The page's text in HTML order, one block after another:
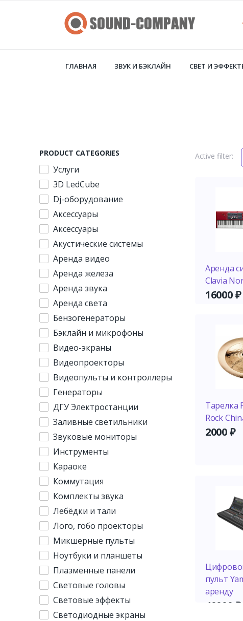
ГЛАВНАЯ ЗВУК И БЭКЛАЙН СВЕТ И
PRODUCT CATEGORIES
Услуги
3D LedCube
Dj-оборудование
Аксессуары
Аксессуары
Акустические системы
Аренда видео
Аренда железа
Аренда звука
Аренда света
Бензогенераторы
Бэклайн и микрофоны
Видео-экраны
Видеопроекторы
Видеопульты и контроллеры
Генераторы
ДГУ Электростанции
Заливные светильники
Звуковые мониторы
Инструменты
Караоке
Коммутация
Комплекты звука
Лебёдки и тали
Лого, гобо проекторы
Микшерные пульты
Ноутбуки и планшеты
Плазменные панели
Световые головы
Световые эффекты
Светодиодные экраны
Active filter:
Аренда
Clavia
16000₽
Тарелка
Rock
2000₽
пульт
аренду
40000 ₽